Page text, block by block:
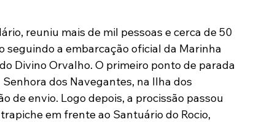
reuniu mais de mil pessoas e cerca de 50
a embarcação oficial da Marinha
Divino Orvalho. O primeiro ponto de parada
dos Navegantes, na Ilha dos
de envio. Logo depois, a procissão passou
em frente ao Santuário do Rocio,